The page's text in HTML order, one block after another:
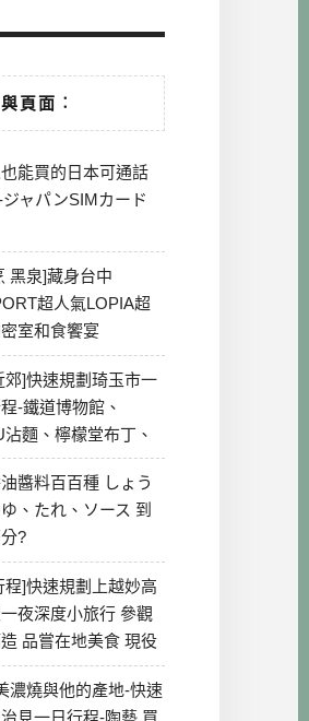
頁面︰
能買的日本可通話
ャパンSIMカード
黑泉]藏身台中
超人氣LOPIA超
室和食饗宴
郊]快速規劃琦玉市一
-鐵道博物館、
沾麵、檸檬堂布丁、
、美食彙整
醬料百百種 しょう
、たれ、ソース 到
?
程]快速規劃上越妙高
夜深度小旅行 參觀
品嘗在地美食 現役
影院
濃燒與他的產地-快速
見一日行程-陶藝 買